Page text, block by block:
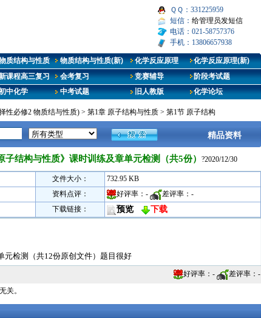
ＱＱ：331225959
短信： 给管理员发短信
电话：021-58757376
手机：13806657938
质结构与性质 物质结构与性质(新) 化学反应原理
化学反应原理(新)
课程高三复习 会考复习 竞赛辅导
阶段考试题
中化学 中考试题 旧人教版 化学论坛
性必修2 物质结与性质) > 第1章 原子结构与性质 > 第1节 原子结构
精品资料
结构与性质》课时训练及章单元检测（共5份） ?2020/12/30
文件大小：
732.95 KB
资料点评： 好评率： - 差评率： -
下载链接： 预览 下载
元检测（共12份原创文件）题目很好
好评率： - 差评率： -
关。